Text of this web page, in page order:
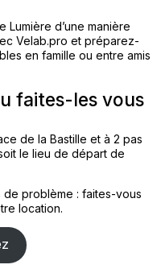
Lumière d’une manière
Velab.pro et préparez-
en famille ou entre amis
faites-les vous
de la Bastille et à 2 pas
le lieu de départ de
problème : faites-vous
location.